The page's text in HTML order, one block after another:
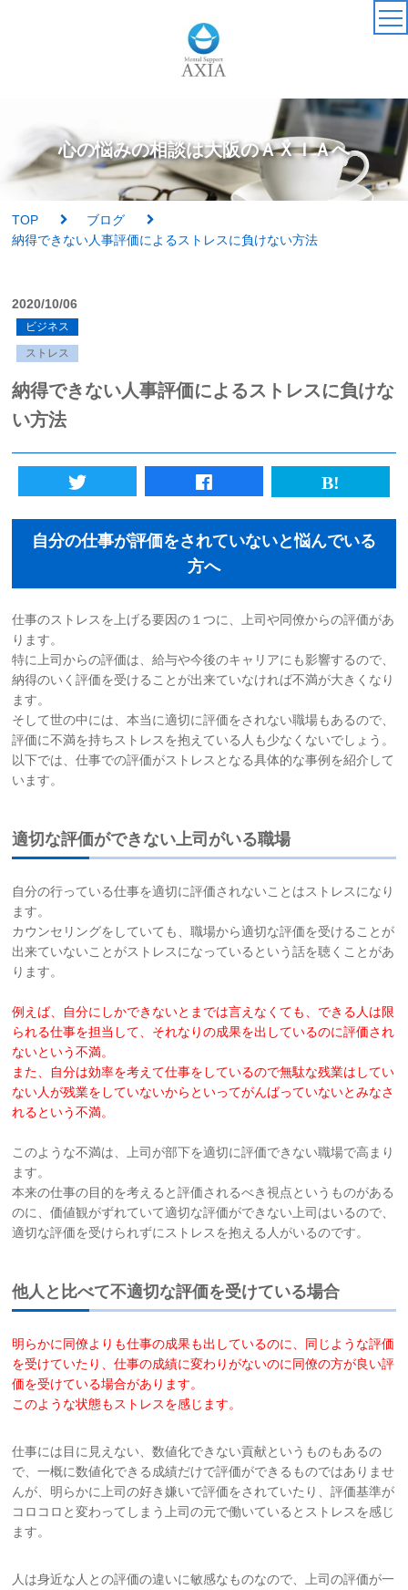
カウンセラー
アクセス・受付時間
サービス・料金一覧
実績紹介
AXIAの特徴
法人様向けサービス
ハラスメント対策資格
質問一覧
ブログ
採用情報
お問い合わせ
サイトマップ
リンク集
心の悩みの相談は大阪のＡＸＩＡへ
TOP
ブログ
納得できない人事評価によるストレスに負けない方法
2020/10/06
ビジネス
ストレス
納得できない人事評価によるストレスに負けな
い方法
自分の仕事が評価をされていないと悩んでいる
方へ
仕事のストレスを上げる要因の１つに、上司や同僚からの評価があ
ります。
特に上司からの評価は、給与や今後のキャリアにも影響するので、
納得のいく評価を受けることが出来ていなければ不満が大きくなり
ます。
そして世の中には、本当に適切に評価をされない職場もあるので、
評価に不満を持ちストレスを抱えている人も少なくないでしょう。
以下では、仕事での評価がストレスとなる具体的な事例を紹介して
います。
適切な評価ができない上司がいる職場
自分の行っている仕事を適切に評価されないことはストレスになり
ます。
カウンセリングをしていても、職場から適切な評価を受けることが
出来ていないことがストレスになっているという話を聴くことがあ
ります。
例えば、自分にしかできないとまでは言えなくても、できる人は限
られる仕事を担当して、それなりの成果を出しているのに評価され
ないという不満。
また、自分は効率を考えて仕事をしているので無駄な残業はしてい
ない人が残業をしていないからといってがんばっていないとみなさ
れるという不満。
このような不満は、上司が部下を適切に評価できない職場で高まり
ます。
本来の仕事の目的を考えると評価されるべき視点というものがある
のに、価値観がずれていて適切な評価ができない上司はいるので、
適切な評価を受けられずにストレスを抱える人がいるのです。
他人と比べて不適切な評価を受けている場合
明らかに同僚よりも仕事の成果も出しているのに、同じような評価
を受けていたり、仕事の成績に変わりがないのに同僚の方が良い評
価を受けている場合があります。
このような状態もストレスを感じます。
仕事には目に見えない、数値化できない貢献というものもあるの
で、一概に数値化できる成績だけで評価ができるものではありませ
んが、明らかに上司の好き嫌いで評価をされていたり、評価基準が
コロコロと変わってしまう上司の元で働いているとストレスを感じ
ます。
人は身近な人との評価の違いに敏感なものなので、上司の評価が一